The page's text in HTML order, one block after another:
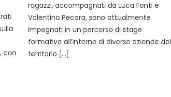
con
ragazzi, accompagnati da Luca Fonti e
Valentina Pecora, sono attualmente
impegnati in un percorso di stage
formativo all’interno di diverse aziende del
territorio […]